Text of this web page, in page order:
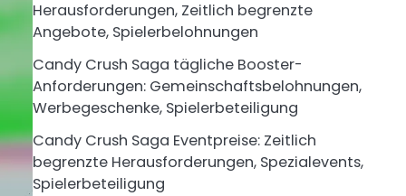
Herausforderungen, Zeitlich begrenzte
Angebote, Spielerbelohnungen
Candy Crush Saga tägliche Booster-
Anforderungen: Gemeinschaftsbelohnungen,
Werbegeschenke, Spielerbeteiligung
Candy Crush Saga Eventpreise: Zeitlich
begrenzte Herausforderungen, Spezialevents,
Spielerbeteiligung